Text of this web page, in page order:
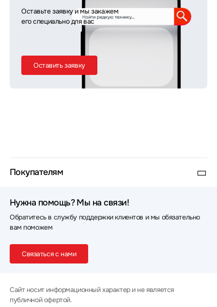
Оставьте заявку и мы закажем
его специально для вас
Оставить заявку
Покупателям
Нужна помощь? Мы на связи!
Обратитесь в службу поддержки клиентов и мы обязательно
вам поможем
Связаться с нами
Сайт носит информационный характер и не является
публичной офертой.